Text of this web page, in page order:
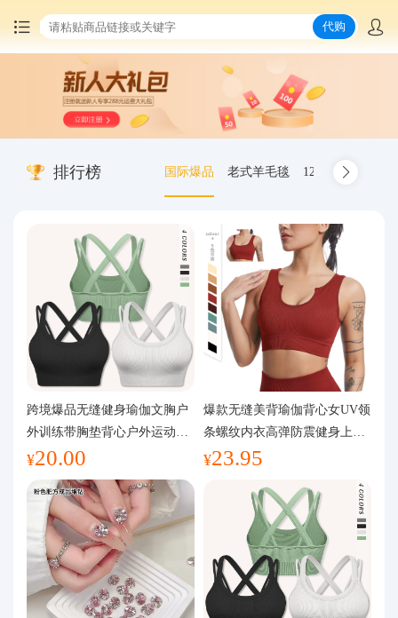
中国商品代购
集运服务
最新公告
物流资讯
代购问答
关于我们
代购
排行榜 国际爆品 老式羊毛毯 12.00-20 truck
跨境爆品无缝健身瑜伽文胸户
外训练带胸垫背心户外运动瑜
伽服女
¥20.00
爆款无缝美背瑜伽背心女UV领
条螺纹内衣高弹防震健身上装
运动文胸
¥23.95